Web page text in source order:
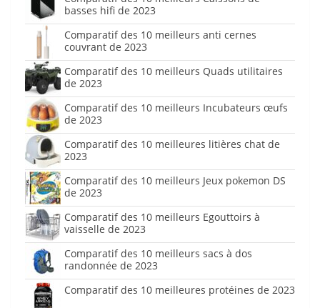
basses hifi de 2023
Comparatif des 10 meilleurs anti cernes
couvrant de 2023
Comparatif des 10 meilleurs Quads utilitaires
de 2023
Comparatif des 10 meilleurs Incubateurs œufs
de 2023
Comparatif des 10 meilleures litières chat de
2023
Comparatif des 10 meilleurs Jeux pokemon DS
de 2023
Comparatif des 10 meilleurs Egouttoirs à
vaisselle de 2023
Comparatif des 10 meilleurs sacs à dos
randonnée de 2023
Comparatif des 10 meilleures protéines de 2023